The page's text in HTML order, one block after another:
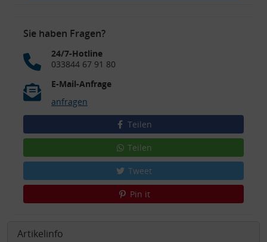
Sie haben Fragen?
24/7-Hotline
033844 67 91 80
E-Mail-Anfrage
anfragen
Teilen
Teilen
Tweet
Pin it
Artikelinfo